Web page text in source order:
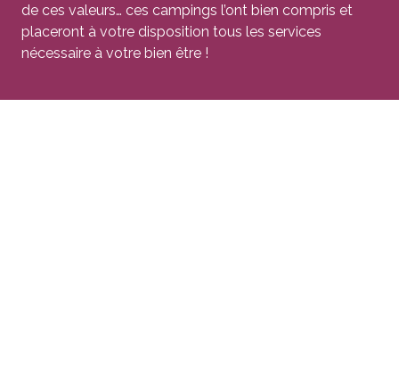
de ces valeurs… ces campings l’ont bien compris et
placeront à votre disposition tous les services
nécessaire à votre bien être !